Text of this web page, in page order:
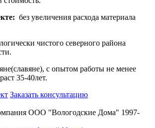
без увеличения расхода материала
чистого северного района
с опытом работы не менее
35-40лет.
Заказать консультацию
ООО "Вологодские Дома" 1997-